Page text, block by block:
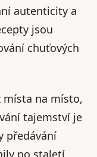
autenticity a
jsou
chuťových
místa na místo,
tajemství je
předávání
po staletí.